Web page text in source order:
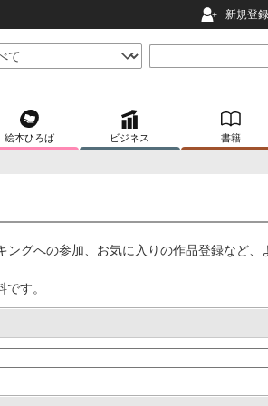
新規登録
絵本ひろば ビジネス 書籍
グへの参加、お気に入りの作品登録など、
す。